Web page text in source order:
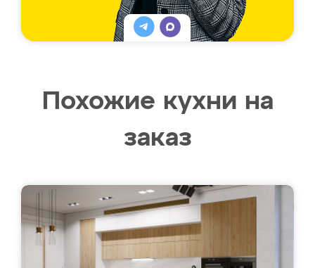
Похожие кухни на
заказ